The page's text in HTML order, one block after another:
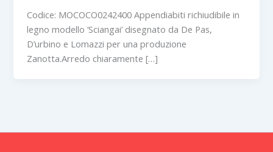
Codice: MOCOCO0242400 Appendiabiti richiudibile in
legno modello ‘Sciangai’ disegnato da De Pas,
D’urbino e Lomazzi per una produzione
Zanotta.Arredo chiaramente […]